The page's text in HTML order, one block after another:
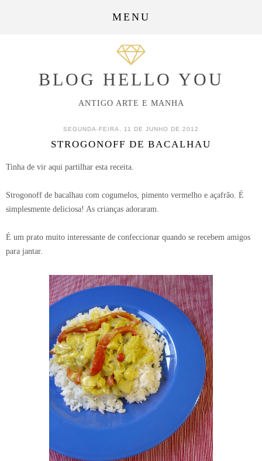
MENU
BLOG HELLO YOU
ANTIGO ARTE E MANHA
SEGUNDA-FEIRA, 11 DE JUNHO DE 2012
STROGONOFF DE BACALHAU
Tinha de vir aqui partilhar esta receita.
Strogonoff de bacalhau com cogumelos, pimento vermelho e açafrão. É
simplesmente deliciosa! As crianças adoraram.
É um prato muito interessante de confeccionar quando se recebem amigos
para jantar.